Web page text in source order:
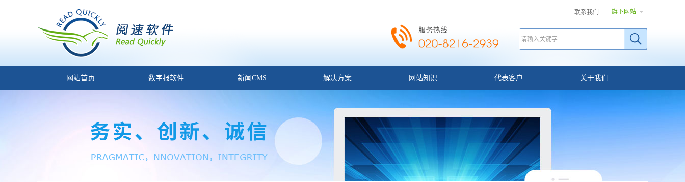
联系我们 旗下网站
网站首页 数字报软件 新闻CMS 解决方案 网站知识 代表客户 关于我们